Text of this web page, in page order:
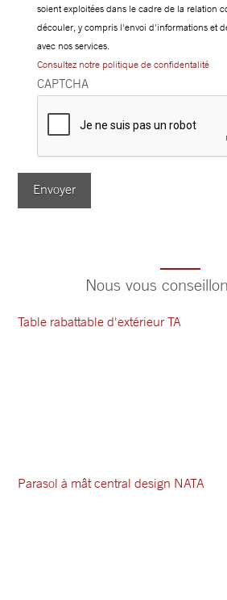
soient exploitées dans le cadre de la relation
découler, y compris l'envoi d'informations et
avec nos services.
Consultez notre politique de confidentalité
CAPTCHA
Envoyer
Nous vous
Table rabattable d'extérieur TA
Parasol à mât central design NATA